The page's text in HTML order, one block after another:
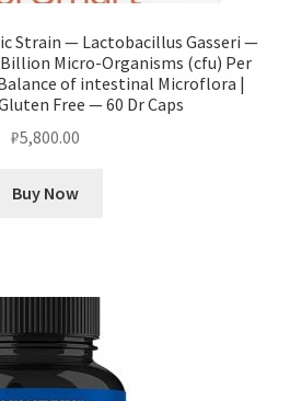
Strain — Lactobacillus Gasseri —
Micro-Organisms (cfu) Per
of intestinal Microflora |
Free — 60 Dr Caps
₽5,800.00
Buy Now